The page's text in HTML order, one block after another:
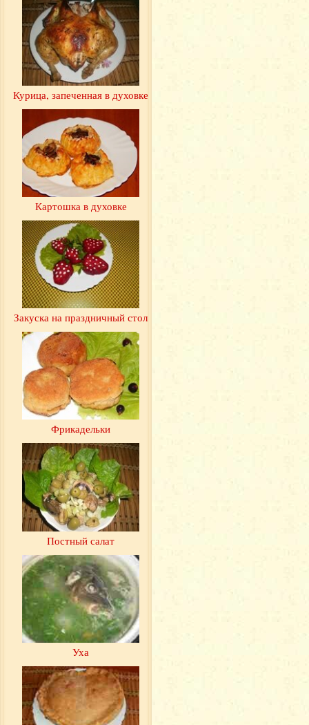
Курица, запеченная в духовке
Картошка в духовке
Закуска на праздничный стол
Фрикадельки
Постный салат
Уха